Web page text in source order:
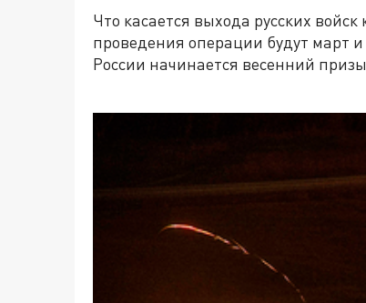
Что касается выхода русских
проведения операции будут март
России начинается весенний